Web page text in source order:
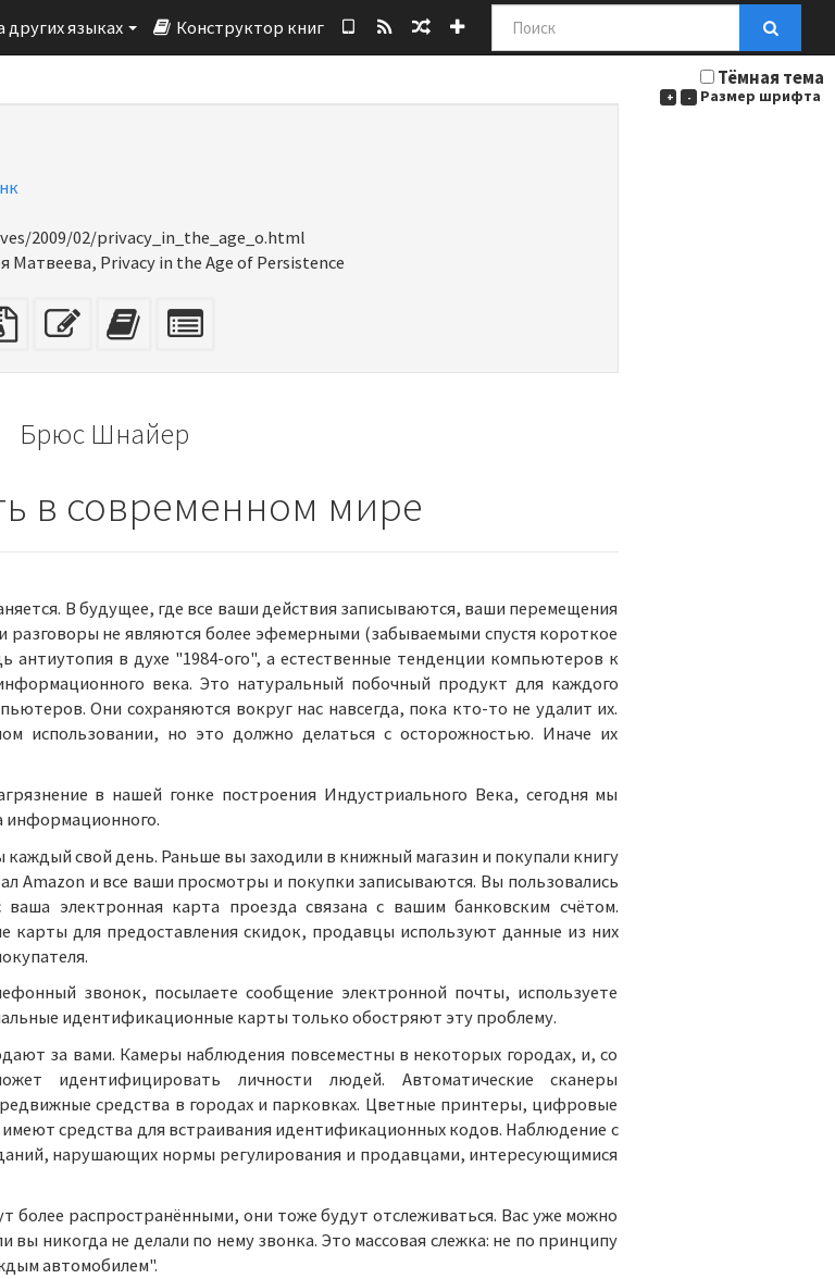
Поиск
других языках Конструктор книг
Тёмная тема
+ - Размер шрифта
2009/02/privacy_in_the_age_o.html
Матвеева, Privacy in the Age of Persistence
Исходные
файлы
Редактировать
текст
Добавить
этот
книг
Брюс Шнайер
в современном мире
В будущее, где все ваши действия записываются, ваши перемещения
не являются более эфемерными (забываемыми спустя короткое
антиутопия в духе "1984-ого", а естественные тенденции компьютеров к
века. Это натуральный побочный продукт для каждого
Они сохраняются вокруг нас навсегда, пока кто-то не удалит их.
использовании, но это должно делаться с осторожностью. Иначе их
в нашей гонке построения Индустриального Века, сегодня мы
информационного.
свой день. Раньше вы заходили в книжный магазин и покупали книгу
Amazon и все ваши просмотры и покупки записываются. Вы пользовались
электронная карта проезда связана с вашим банковским счётом.
карты для предоставления скидок, продавцы используют данные из них
звонок, посылаете сообщение электронной почты, используете
идентификационные карты только обостряют эту проблему.
за вами. Камеры наблюдения повсеместны в некоторых городах, и, со
идентифицировать личности людей. Автоматические сканеры
средства в городах и парковках. Цветные принтеры, цифровые
средства для встраивания идентификационных кодов. Наблюдение с
нарушающих нормы регулирования и продавцами, интересующимися
более распространёнными, они тоже будут отслеживаться. Вас уже можно
никогда не делали по нему звонка. Это массовая слежка: не по принципу
автомобилем".